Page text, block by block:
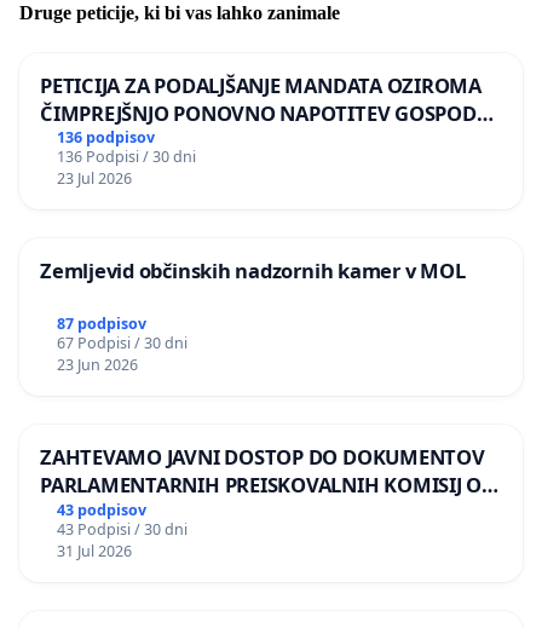
Druge peticije, ki bi vas lahko zanimale
PETICIJA ZA PODALJŠANJE MANDATA OZIROMA
ČIMPREJŠNJO PONOVNO NAPOTITEV GOSPODA
BERNARDA ŠRAJNERJA NA VELEPOSLANIŠTVO
REPUBLIKE SLOVENIJE V MOSKVI
136 podpisov
136 Podpisi / 30 dni
23 Jul 2026
Zemljevid občinskih nadzornih kamer v MOL
87 podpisov
67 Podpisi / 30 dni
23 Jun 2026
ZAHTEVAMO JAVNI DOSTOP DO DOKUMENTOV
PARLAMENTARNIH PREISKOVALNIH KOMISIJ O
ILEGALNI TRGOVINI Z OROŽJEM
43 podpisov
43 Podpisi / 30 dni
31 Jul 2026